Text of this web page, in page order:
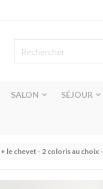
SALON SÉJOUR
le chevet - 2 coloris au choix -